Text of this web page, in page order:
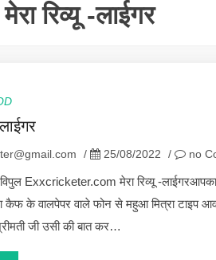
मेरा रिव्यू -लाईगर
/ 25/08/2022 / no
Exxcricketer.com मेरा रिव्यू -
के वालपेपर वाले फोन से महुआ मित्रा टाइप
जी उसी की बात कर…